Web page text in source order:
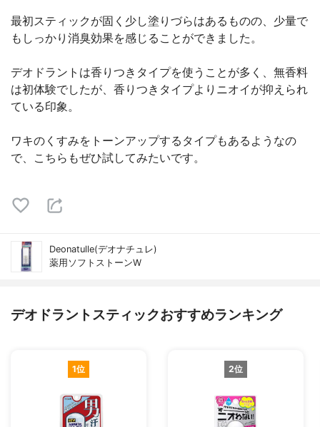
最初スティックが固く少し塗りづらはあるものの、少量で
もしっかり消臭効果を感じることができました。
デオドラントは香りつきタイプを使うことが多く、無香料
は初体験でしたが、香りつきタイプよりニオイが抑えられ
ている印象。
ワキのくすみをトーンアップするタイプもあるようなの
で、こちらもぜひ試してみたいです。
Deonatulle(デオナチュレ)
薬用ソフトストーンW
デオドラントスティックおすすめランキング
1位 2位